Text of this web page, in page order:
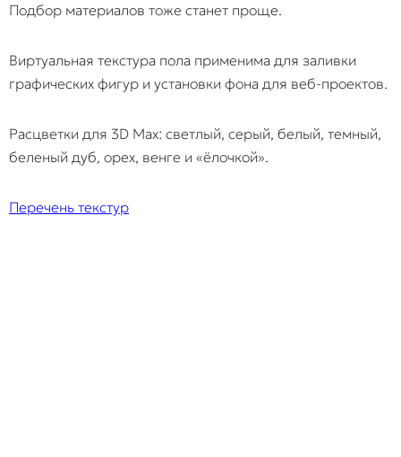
Подбор материалов тоже станет проще.
Виртуальная текстура пола применима для заливки
графических фигур и установки фона для веб-проектов.
Расцветки для 3D Max: светлый, серый, белый, темный,
беленый дуб, орех, венге и «ёлочкой».
Перечень текстур